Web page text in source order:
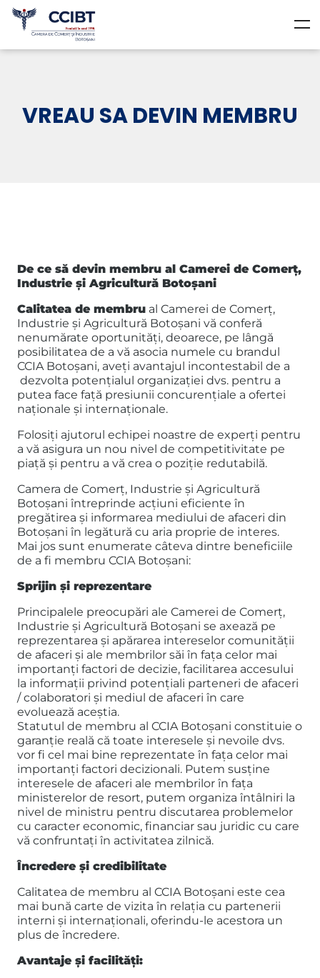
VREAU SA DEVIN MEMBRU
De ce să devin membru al Camerei de Comerț,
Industrie și Agricultură Botoșani
Calitatea de membru al Camerei de Comerț,
Industrie și Agricultură Botoșani vă conferă
nenumărate oportunități, deoarece, pe lângă
posibilitatea de a vă asocia numele cu brandul
CCIA Botoșani, aveți avantajul incontestabil de a
dezvolta potențialul organizației dvs. pentru a
putea face față presiunii concurențiale a ofertei
naționale și internaționale.
Folosiți ajutorul echipei noastre de experți pentru
a vă asigura un nou nivel de competitivitate pe
piață și pentru a vă crea o poziție redutabilă.
Camera de Comerț, Industrie și Agricultură
Botoșani întreprinde acțiuni eficiente în
pregătirea și informarea mediului de afaceri din
Botoșani în legătură cu aria proprie de interes.
Mai jos sunt enumerate câteva dintre beneficiile
de a fi membru CCIA Botoșani:
Sprijin și reprezentare
Principalele preocupări ale Camerei de Comerț,
Industrie și Agricultură Botoșani se axează pe
reprezentarea și apărarea intereselor comunității
de afaceri și ale membrilor săi în fața celor mai
importanți factori de decizie, facilitarea accesului
la informații privind potențiali parteneri de afaceri
/ colaboratori și mediul de afaceri în care
evoluează aceștia.
Statutul de membru al CCIA Botoșani constituie o
garanție reală că toate interesele și nevoile dvs.
vor fi cel mai bine reprezentate în fața celor mai
importanți factori decizionali. Putem susține
interesele de afaceri ale membrilor în fața
ministerelor de resort, putem organiza întâlniri la
nivel de ministru pentru discutarea problemelor
cu caracter economic, financiar sau juridic cu care
vă confruntați în activitatea zilnică.
Încredere și credibilitate
Calitatea de membru al CCIA Botoșani este cea
mai bună carte de vizita în relația cu partenerii
interni și internaționali, oferindu-le acestora un
plus de încredere.
Avantaje și facilități: